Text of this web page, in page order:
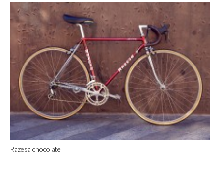
Razesa chocolate